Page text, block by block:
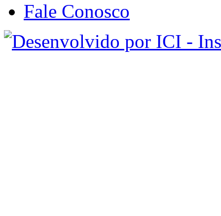
Fale Conosco